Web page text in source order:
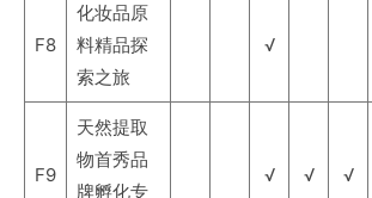
F8
化妆品原
料精品探
索之旅
√
F9
天然提取
物首秀品
牌孵化专
√ √ √